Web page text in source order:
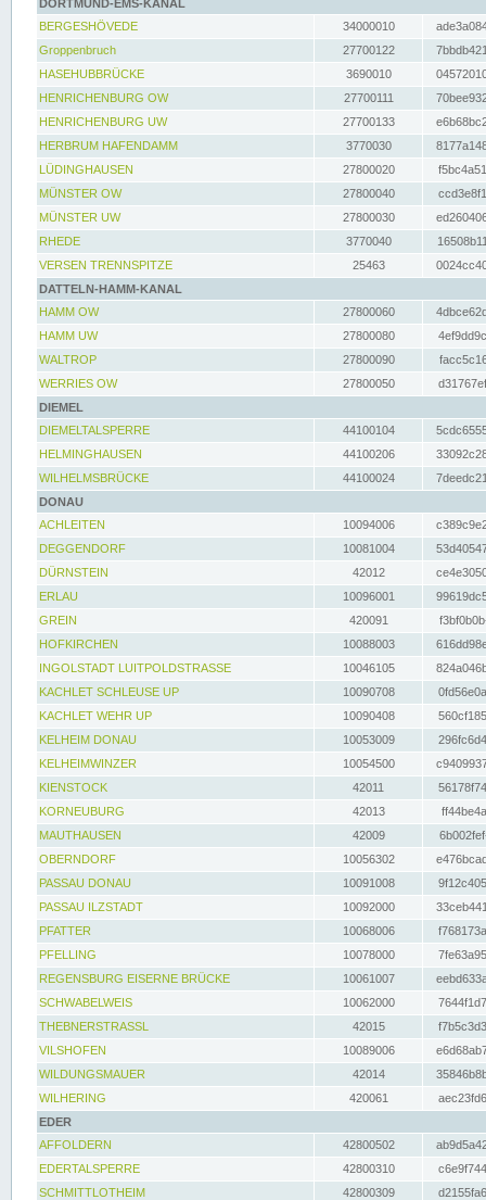
DORTMUND-EMS-KANAL
BERGESHÖVEDE
34000010
Groppenbruch
27700122
HASEHUBBRÜCKE
3690010
HENRICHENBURG OW
27700111
HENRICHENBURG UW
27700133
HERBRUM HAFENDAMM
3770030
LÜDINGHAUSEN
27800020
MÜNSTER OW
27800040
MÜNSTER UW
27800030
RHEDE
3770040
VERSEN TRENNSPITZE
25463
DATTELN-HAMM-KANAL
HAMM OW
27800060
HAMM UW
27800080
WALTROP
27800090
WERRIES OW
27800050
DIEMEL
DIEMELTALSPERRE
44100104
HELMINGHAUSEN
44100206
WILHELMSBRÜCKE
44100024
DONAU
ACHLEITEN
10094006
DEGGENDORF
10081004
DÜRNSTEIN
42012
ERLAU
10096001
GREIN
420091
HOFKIRCHEN
10088003
INGOLSTADT LUITPOLDSTRASSE
10046105
KACHLET SCHLEUSE UP
10090708
KACHLET WEHR UP
10090408
KELHEIM DONAU
10053009
KELHEIMWINZER
10054500
KIENSTOCK
42011
KORNEUBURG
42013
MAUTHAUSEN
42009
OBERNDORF
10056302
PASSAU DONAU
10091008
PASSAU ILZSTADT
10092000
PFATTER
10068006
PFELLING
10078000
REGENSBURG EISERNE BRÜCKE
10061007
SCHWABELWEIS
10062000
THEBNERSTRASSL
42015
VILSHOFEN
10089006
WILDUNGSMAUER
42014
WILHERING
420061
EDER
AFFOLDERN
42800502
EDERTALSPERRE
42800310
SCHMITTLOTHEIM
42800309